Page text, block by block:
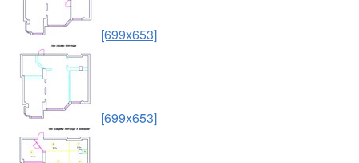
[699x653]
[699x653]